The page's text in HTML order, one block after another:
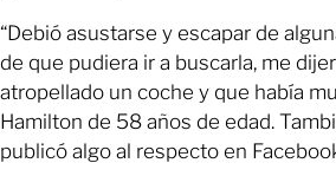
“Debió asustarse y escapar de
de que pudiera ir a buscarla, me
atropellado un coche y que había
Hamilton de 58 años de edad.
publicó algo al respecto en